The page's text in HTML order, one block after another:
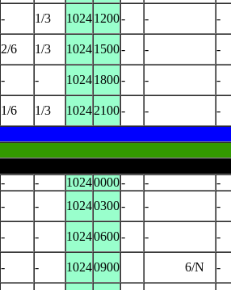
- 1/3 10241200- - -
2/6 1/3 10241500- - -
- - 10241800- - -
1/6 1/3 10242100- -
-
- - 10240000- -
-
- - 10240300- - -
- - 10240600- - -
- - 10240900 6/N -